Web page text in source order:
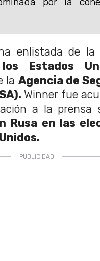
enlistada de la
Estados
la Agencia de
Winner fue
a la prensa
Rusa en las